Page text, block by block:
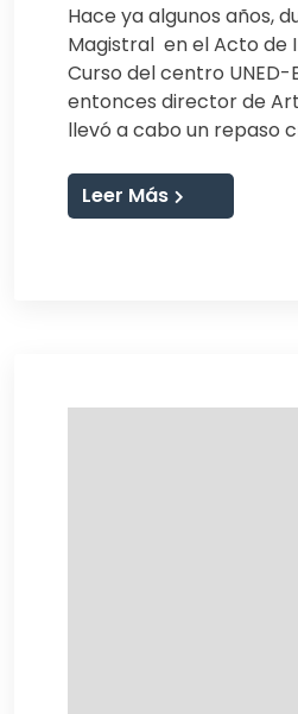
Hace ya algunos años,
Magistral en el Acto de
Curso del centro UNED-
entonces director de
llevó a cabo un repaso
Leer Más